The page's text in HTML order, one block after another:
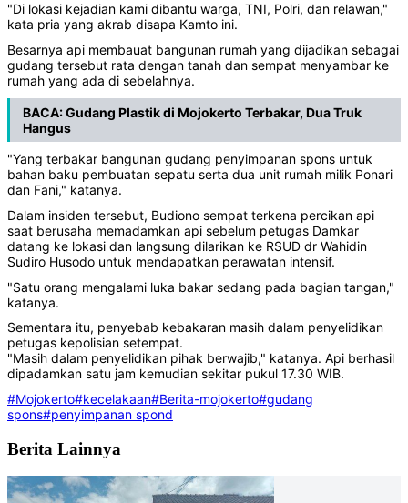
"Di lokasi kejadian kami dibantu warga, TNI, Polri, dan relawan,"
kata pria yang akrab disapa Kamto ini.
Besarnya api membauat bangunan rumah yang dijadikan sebagai
gudang tersebut rata dengan tanah dan sempat menyambar ke
rumah yang ada di sebelahnya.
BACA:Gudang Plastik di Mojokerto Terbakar, Dua Truk
Hangus
"Yang terbakar bangunan gudang penyimpanan spons untuk
bahan baku pembuatan sepatu serta dua unit rumah milik Ponari
dan Fani," katanya.
Dalam insiden tersebut, Budiono sempat terkena percikan api
saat berusaha memadamkan api sebelum petugas Damkar
datang ke lokasi dan langsung dilarikan ke RSUD dr Wahidin
Sudiro Husodo untuk mendapatkan perawatan intensif.
"Satu orang mengalami luka bakar sedang pada bagian tangan,"
katanya.
Sementara itu, penyebab kebakaran masih dalam penyelidikan
petugas kepolisian setempat.
"Masih dalam penyelidikan pihak berwajib," katanya. Api berhasil
dipadamkan satu jam kemudian sekitar pukul 17.30 WIB.
#Mojokerto#kecelakaan#Berita-mojokerto#gudang
spons#penyimpanan spond
Berita Lainnya